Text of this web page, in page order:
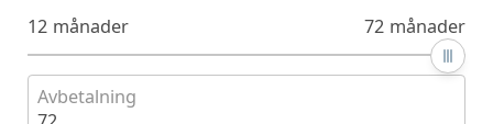
12 månader 72 månader
Avbetalning